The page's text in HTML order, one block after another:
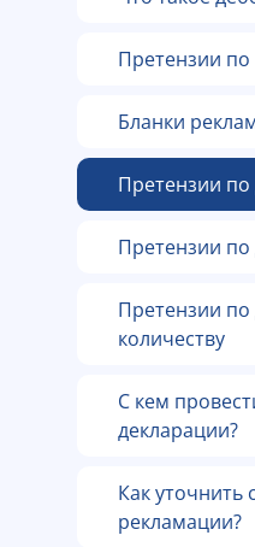
Претензии по
Бланки
Претензии
Претензии
Претензии
количеству
С кем
декларации?
Как уточнить
рекламации?